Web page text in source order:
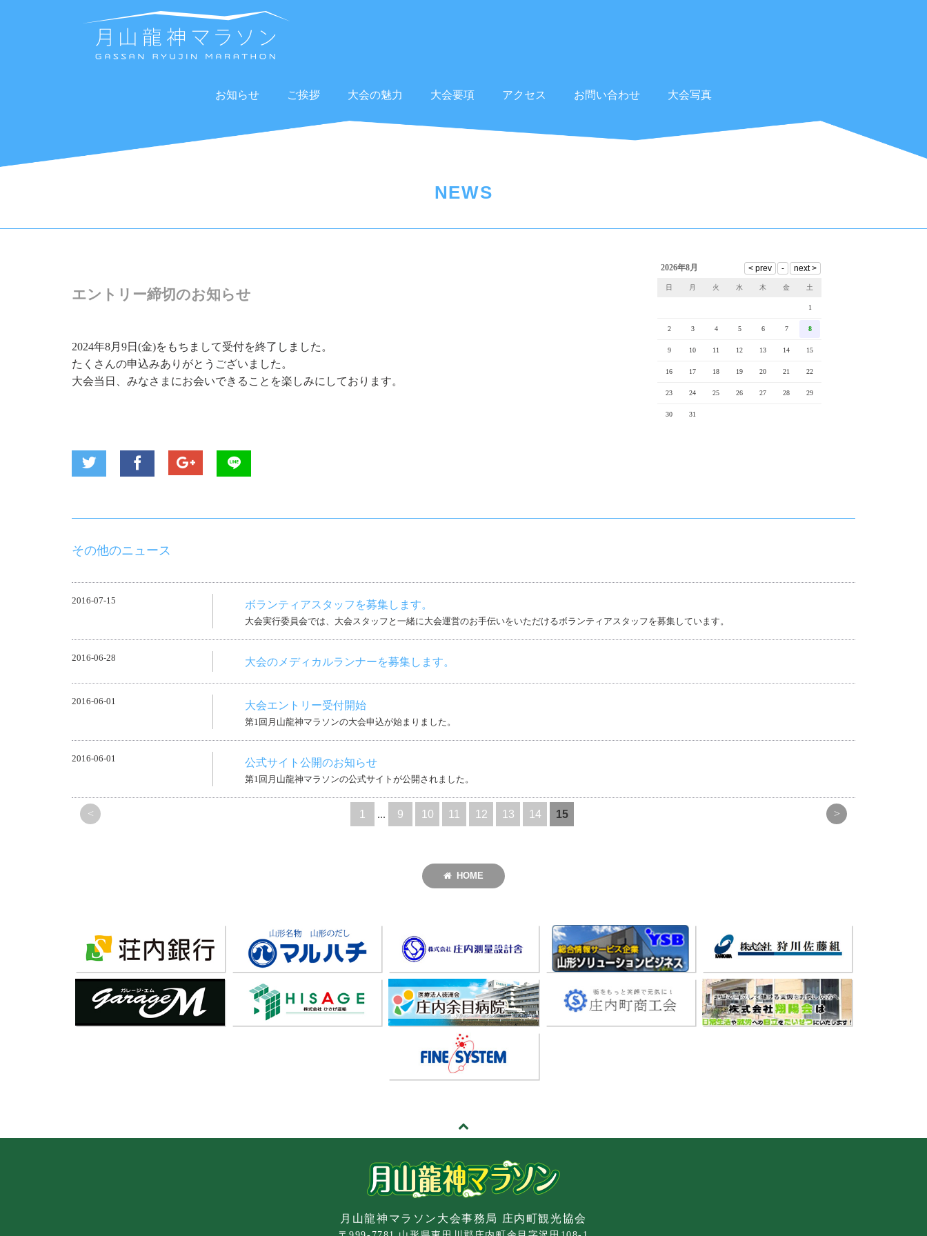
お知らせ ご挨拶 大会の魅力 大会要項 アクセス お問い合わせ 大会写真
NEWS
エントリー締切のお知らせ
2024年8月9日(金)をもちまして受付を終了しました。
たくさんの申込みありがとうございました。
大会当日、みなさまにお会いできることを楽しみにしております。
2026年8月
日 月 火 水 木 金 土
1
2 3 4 5 6 7 8
9 10 11 12 13 14 15
16 17 18 19 20 21 22
23 24 25 26 27 28 29
30 31
その他のニュース
2016-07-15 ボランティアスタッフを募集します。
大会実行委員会では、大会スタッフと一緒に大会運営のお手伝いをいただけるボランティアスタッフを募集しています。
2016-06-28 大会のメディカルランナーを募集します。
2016-06-01 大会エントリー受付開始
第1回月山龍神マラソンの大会申込が始まりました。
2016-06-01 公式サイト公開のお知らせ
第1回月山龍神マラソンの公式サイトが公開されました。
< 1 ... 9 10 11 12 13 14 15 >
HOME
月山龍神マラソン大会事務局 庄内町観光協会